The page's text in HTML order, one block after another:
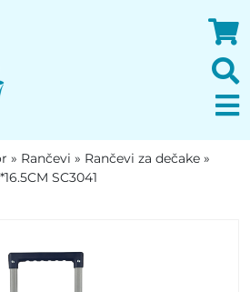
» Rančevi » Rančevi za dečake »
SC3041